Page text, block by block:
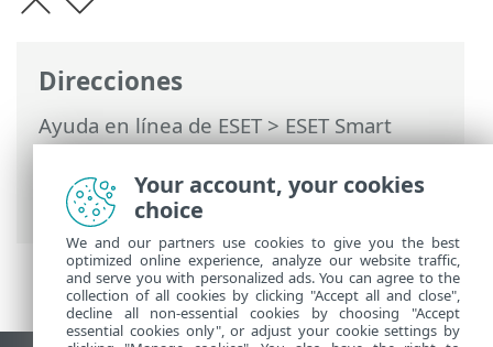
Direcciones
Ayuda en línea de ESET>ESET Smart
Security Premium>Configuración
avanzada
>Protecciones >SSL/TLS>
Tráfico de red cifrado
Your account, your cookies
choice
We and our partners use cookies to give you the best
optimized online experience, analyze our website traffic,
and serve you with personalized ads. You can agree to the
collection of all cookies by clicking "Accept all and close",
decline all non-essential cookies by choosing "Accept
essential cookies only", or adjust your cookie settings by